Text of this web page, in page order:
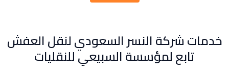
خدمات شركة النسر السعودي لنقل العفش
تابع لمؤسسة السبيعي للنقليات